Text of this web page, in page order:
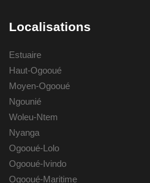
Localisations
Estuaire
Haut-Ogooué
Moyen-Ogooué
Ngounié
Woleu-Ntem
Nyanga
Ogooué-Lolo
Ogooué-Ivindo
Ogooué-Maritime